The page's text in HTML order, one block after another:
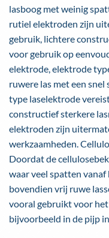
lasboog met weinig
rutiel elektroden zijn
gebruik, lichtere
voor gebruik op
elektrode, elektrode
ruwere las met een
type laselektrode
constructief sterkere
elektroden zijn
werkzaamheden.
Doordat de
waar veel spatten vanaf
bovendien vrij ruwe
vooral gebruikt voor
bijvoorbeeld in de pijp